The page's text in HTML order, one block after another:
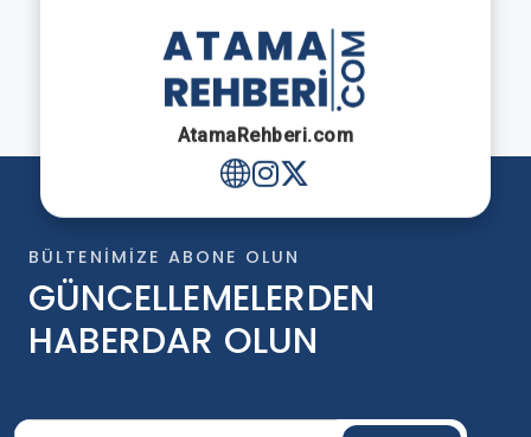
AtamaRehberi.com
BÜLTENIMIZE ABONE OLUN
GÜNCELLEMELERDEN
HABERDAR OLUN